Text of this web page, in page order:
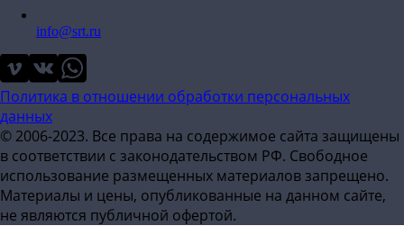
info@srt.ru
Политика в отношении обработки персональных
данных
© 2006-2023. Все права на содержимое сайта защищены
в соответствии с законодательством РФ. Свободное
использование размещенных материалов запрещено.
Материалы и цены, опубликованные на данном сайте,
не являются публичной офертой.